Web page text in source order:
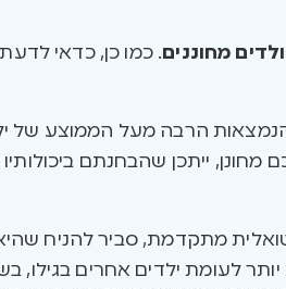
מחוננים. כמו כן, כדאי
הרבה מעל הממוצע של
מחונן, ייתכן שהבחנתם
מתקדמת, סביר להניח
לעומת ילדים אחרים בגילו,